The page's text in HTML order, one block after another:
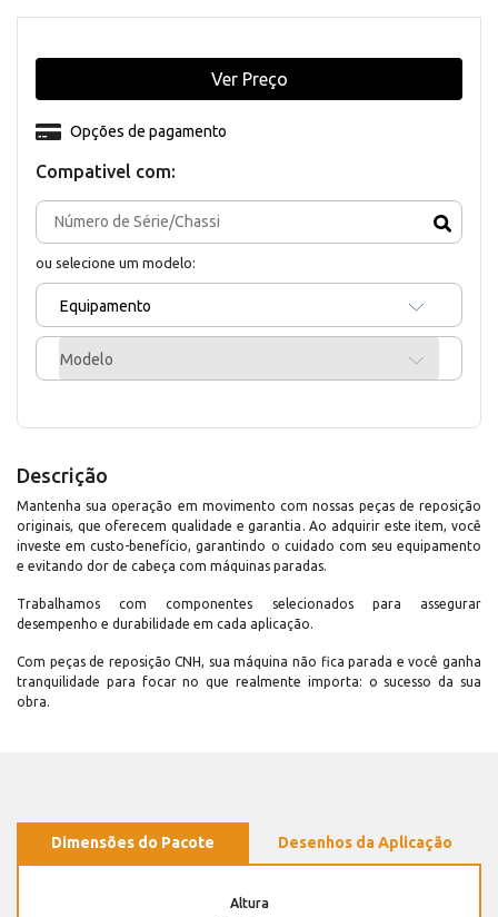
Compativel com:
ou selecione um modelo:
Equipamento
Modelo
Opções de pagamento
Ver Preço
Descrição
Mantenha sua operação em movimento com nossas peças de reposição
originais, que oferecem qualidade e garantia. Ao adquirir este item, você
investe em custo-benefício, garantindo o cuidado com seu equipamento
e evitando dor de cabeça com máquinas paradas.
Trabalhamos com componentes selecionados para assegurar
desempenho e durabilidade em cada aplicação.
Com peças de reposição CNH, sua máquina não fica parada e você ganha
tranquilidade para focar no que realmente importa: o sucesso da sua
obra.
Dimensões do Pacote Desenhos da Aplicação
Altura